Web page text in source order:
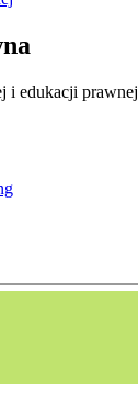
i edukacji prawnej